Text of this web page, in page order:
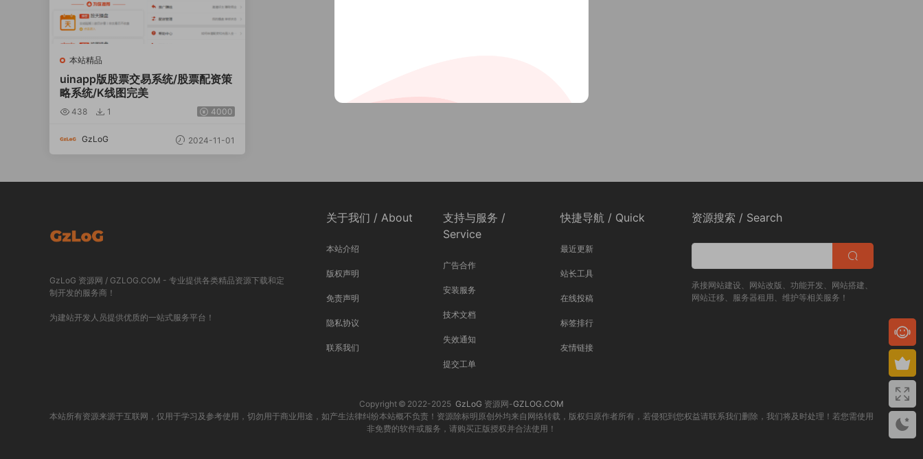
本站精品
uinapp版股票交易系统/股票配资策
略系统/K线图完美
438 1 4000
GzLoG 2024-11-01
GzLoG 资源网 / GZLOG.COM - 专业提供各类精品资源下载和定
制开发的服务商！
为建站开发人员提供优质的一站式服务平台！
关于我们 / About
本站介绍
版权声明
免责声明
隐私协议
联系我们
支持与服务 /
Service
广告合作
安装服务
技术文档
失效通知
提交工单
快捷导航 / Quick
最近更新
站长工具
在线投稿
标签排行
友情链接
资源搜索 / Search
承接网站建设、网站改版、功能开发、网站搭建、
网站迁移、服务器租用、维护等相关服务！
Copyright © 2022-2025 GzLoG 资源网-GZLOG.COM
本站所有资源来源于互联网，仅用于学习及参考使用，切勿用于商业用途，如产生法律纠纷本站概不负责！资源除标明原创外均来自网络转载，版权归原作者所有，若侵犯到您权益请联系我们删除，我们将及时处理！若您需使用
非免费的软件或服务，请购买正版授权并合法使用！